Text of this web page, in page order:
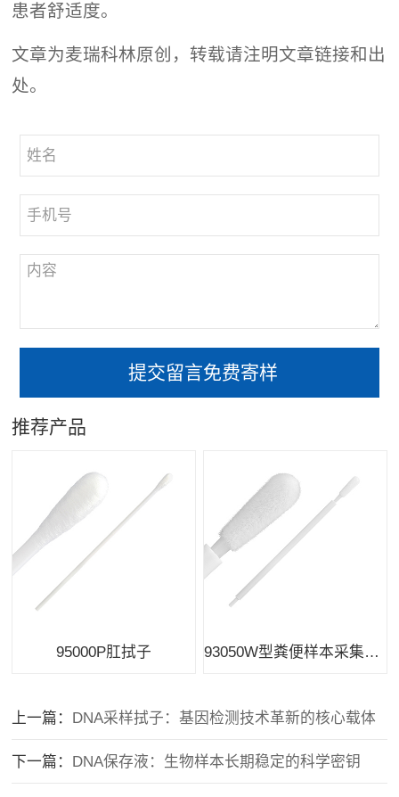
患者舒适度。
文章为麦瑞科林原创，转载请注明文章链接和出
处。
推荐产品
95000P肛拭子 93050W型粪便样本采集拭子
上一篇： DNA采样拭子：基因检测技术革新的核心载体
下一篇： DNA保存液：生物样本长期稳定的科学密钥